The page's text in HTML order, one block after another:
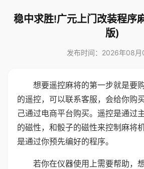
稳中求胜!广元上门改装程序
版)
发布时间：2026年08月
想要遥控麻将的第一步就是要
的遥控，可以联系客服，会给你购
己通过电商平台购买。遥控是通过
的磁性，和骰子的磁性来控制麻将
是通过你预先编好的程序。
若你在仪器使用上需要帮助，